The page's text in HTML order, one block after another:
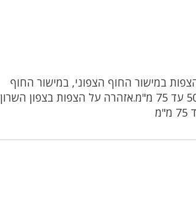
במישור החוף הצפוני, במישור החוף
המרכזי והדרומי ובשפלה ב-19/03 מ-00 עד 13. כמות הגשם הצפויה 50 עד 75 מ"מ.אזהרה על הצפות בצפון השרון